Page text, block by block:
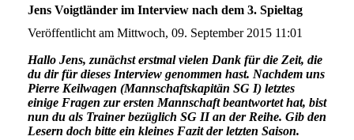
Jens Voigtländer im Interview nach dem 3. Spieltag
Veröffentlicht am Mittwoch, 09. September 2015 11:01
Hallo Jens, zunächst erstmal vielen Dank für die Zeit, die
du dir für dieses Interview genommen hast. Nachdem uns
Pierre Keilwagen (Mannschaftskapitän SG I) letztes
einige Fragen zur ersten Mannschaft beantwortet hat, bist
nun du als Trainer bezüglich SG II an der Reihe. Gib den
Lesern doch bitte ein kleines Fazit der letzten Saison.